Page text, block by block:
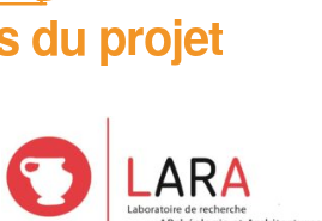
du projet